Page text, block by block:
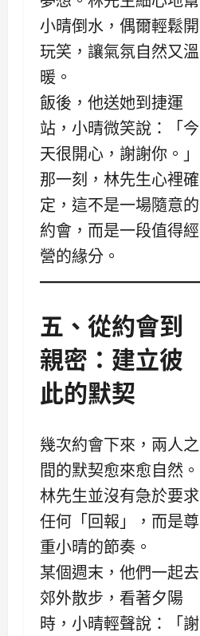
小晴倒水，偶爾輕鬆開
玩笑，讓氣氛自然又溫
暖。
飯後，他送她到捷運
站，小晴微笑說：「今
天很開心，謝謝你。」
那一刻，林先生心裡確
定，這不是一場隨意的
約會，而是一段值得經
營的緣分。
五、從約會到
親密：建立彼
此的默契
幾次約會下來，兩人之
間的默契愈來愈自然。
林先生並沒有急於要求
任何「回報」，而是尊
重小晴的節奏。
某個週末，他們一起去
郊外散步，看著夕陽
時，小晴輕聲說：「謝